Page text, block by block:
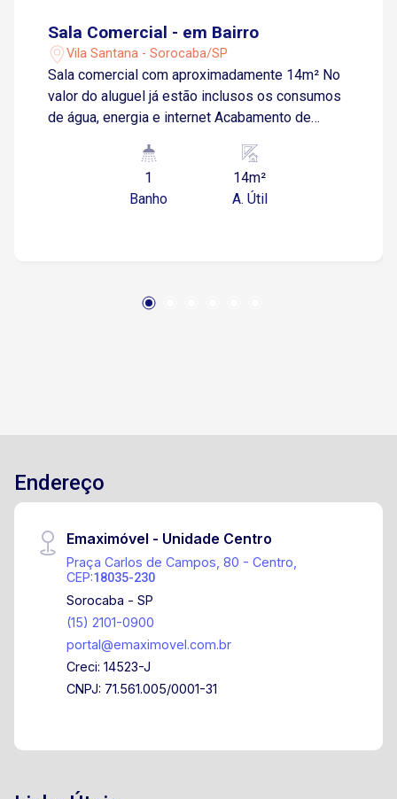
Sala Comercial - em Bairro
Vila Santana - Sorocaba/SP
Sala comercial com aproximadamente 14m² No
valor do aluguel já estão inclusos os consumos
de água, energia e internet Acabamento de
Lavabo privativo Situada na Rua Júlio Ribeiro, no
bairro Vila Santana, em região tradicional e
consolidada de Sorocaba Ao lado da Rua
1
Banho
14m²
A. Útil
Endereço
Emaximóvel - Unidade Centro
Praça Carlos de Campos, 80 - Centro,
CEP:18035-230
Sorocaba - SP
(15) 2101-0900
portal@emaximovel.com.br
Creci: 14523-J
CNPJ: 71.561.005/0001-31